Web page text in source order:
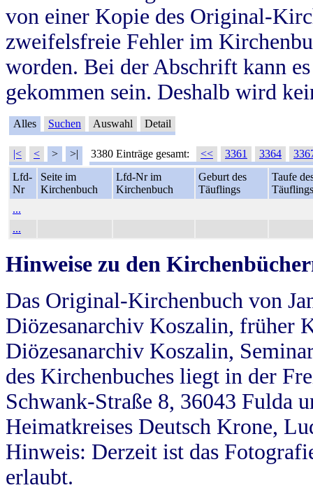
von einer Kopie des Original-
zweifelsfreie Fehler im
worden. Bei der Abschrift kann
gekommen sein. Deshalb wird
Alles Suchen Auswahl Detail
|< < > >| 3380 Einträge gesamt: << 3361 3364
Lfd-
Nr
Seite im
Kirchenbuch
Lfd-Nr im
Kirchenbuch
Geburt des
Täuflings
Taufe
Täuflings
...
...
Hinweise zu den
Das Original-Kirchenbuch von
Diözesanarchiv Koszalin, früher
Diözesanarchiv Koszalin,
des Kirchenbuches liegt in der
Schwank-Straße 8, 36043 Fulda
Heimatkreises Deutsch Krone,
Hinweis: Derzeit ist das
erlaubt.